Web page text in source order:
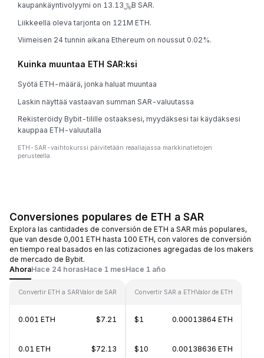
kaupankäyntivolyymi on ﷼13.13B SAR.
Liikkeellä oleva tarjonta on 121M ETH.
Viimeisen 24 tunnin aikana Ethereum on noussut 0.02%.
Kuinka muuntaa ETH SAR:ksi
Syötä ETH-määrä, jonka haluat muuntaa
Laskin näyttää vastaavan summan SAR-valuutassa
Rekisteröidy Bybit-tilille ostaaksesi, myydäksesi tai käydäksesi
kauppaa ETH-valuutalla
ETH-SAR-vaihtokurssi päivitetään reaaliajassa markkinatietojen
perusteella.
Conversiones populares de ETH a SAR
Explora las cantidades de conversión de ETH a SAR más populares,
que van desde 0,001 ETH hasta 100 ETH, con valores de conversión
en tiempo real basados en las cotizaciones agregadas de los makers
de mercado de Bybit.
AhoraHace 24 horasHace 1 mesHace 1 año
Convertir ETH a SARValor de SAR
0.001 ETH $7.21
0.01 ETH $72.13
Convertir SAR a ETHValor de ETH
$1 0.00013864 ETH
$10 0.00138636 ETH